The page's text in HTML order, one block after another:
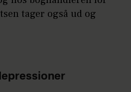
tager også ud og